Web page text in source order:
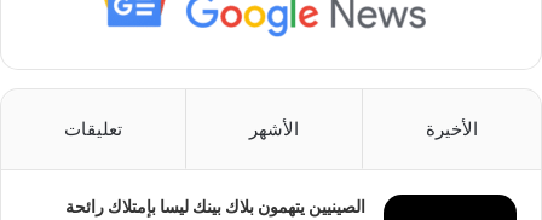
الأخيرة الأشهر تعليقات
الصينيين يتهمون بلاك بينك ليسا بإمتلاك رائحة